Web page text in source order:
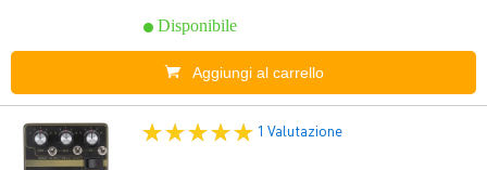
Disponibile
Aggiungi al carrello
1 Valutazione